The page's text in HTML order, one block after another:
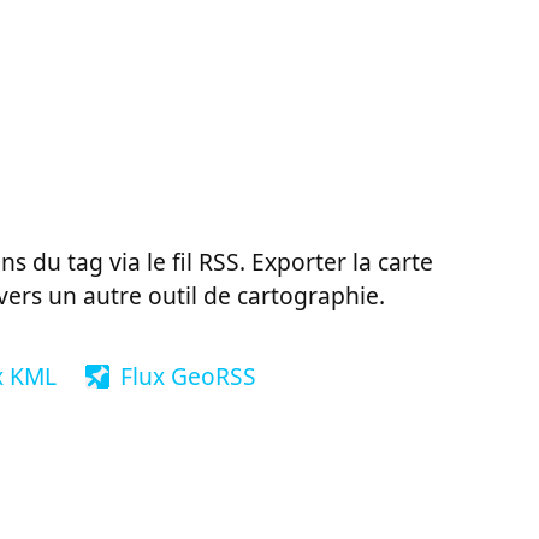
du tag via le fil RSS. Exporter la carte
un autre outil de cartographie.
KML Flux GeoRSS